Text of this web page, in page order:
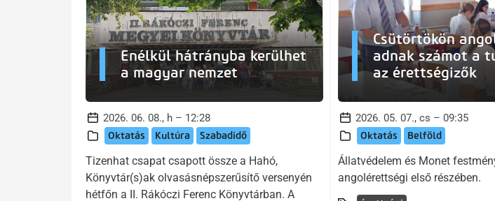
Enélkül hátrányba kerülhet
a magyar nemzet
2026. 06. 08., h – 12:28
Oktatás Kultúra Szabadidő
Tizenhat csapat csapott össze a Hahó,
Könyvtár(s)ak olvasásnépszerűsítő versenyén
hétfőn a II. Rákóczi Ferenc Könyvtárban. A
Csütörtökön
adnak számot a
az érettségizők
2026. 05. 07., cs – 09:35
Oktatás Belföld
Állatvédelem és Monet
angolérettségi első részében.